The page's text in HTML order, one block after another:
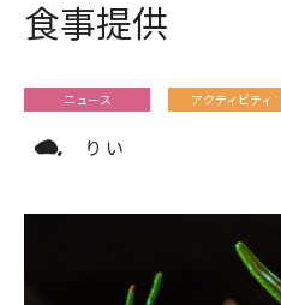
アクテ
ブ
食事提供
ニュース アクティビティ
り い